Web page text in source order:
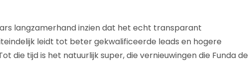
langzamerhand inzien dat het echt transparant
leidt tot beter gekwalificeerde leads en hogere
die tijd is het natuurlijk super, die vernieuwingen die Funda de